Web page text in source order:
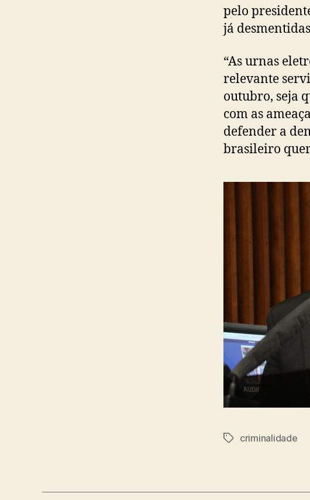
pelo
já
“As urnas
relevante
outubro, seja
com as
defender a
brasileiro
Tagscriminalidade